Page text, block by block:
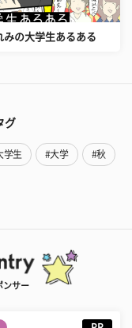
みの大学生あるある
グ
学生 #大学 #秋
ンサー